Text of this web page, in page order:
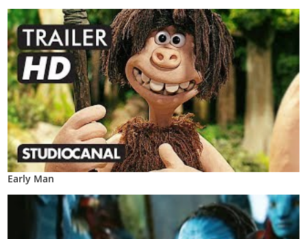
Early Man